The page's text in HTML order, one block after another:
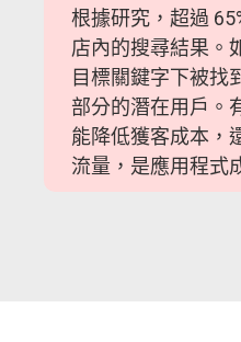
根據研究，超過
店內的搜尋結果。
目標關鍵字下被找
部分的潛在用戶。
能降低獲客成本，
流量，是應用程式